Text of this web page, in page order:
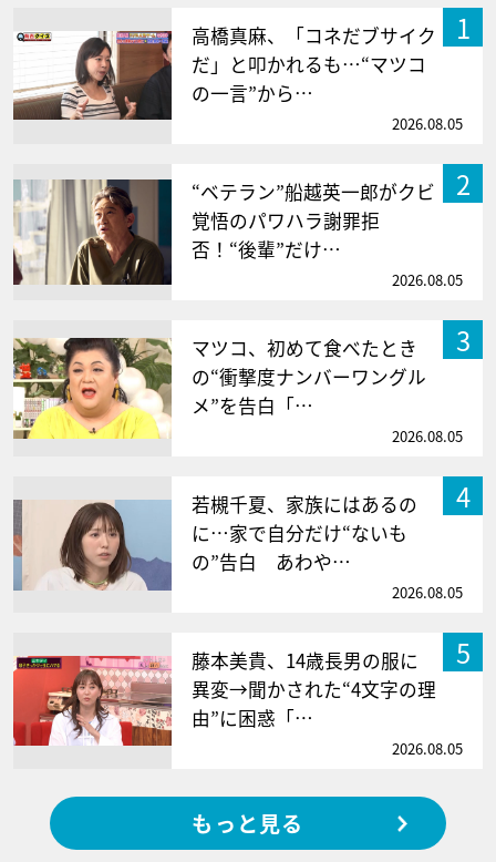
1
高橋真麻、「コネだブサイク
だ」と叩かれるも…“マツコ
の一言”から…
2026.08.05
2
“ベテラン”船越英一郎がクビ
覚悟のパワハラ謝罪拒
否！“後輩”だけ…
2026.08.05
3
マツコ、初めて食べたとき
の“衝撃度ナンバーワングル
メ”を告白「…
2026.08.05
4
若槻千夏、家族にはあるの
に…家で自分だけ“ないも
の”告白 あわや…
2026.08.05
5
藤本美貴、14歳長男の服に
異変→聞かされた“4文字の理
由”に困惑「…
2026.08.05
もっと見る